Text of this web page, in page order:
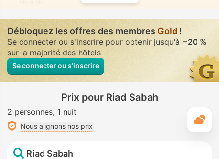
Débloquez les offres des membres Gold !
Se connecter ou s'inscrire pour obtenir jusqu'à −20 %
sur la majorité des hôtels
Se connecter ou s’inscrire
Prix pour Riad Sabah
2 personnes 1 nuit
Nous alignons nos prix
Riad Sabah